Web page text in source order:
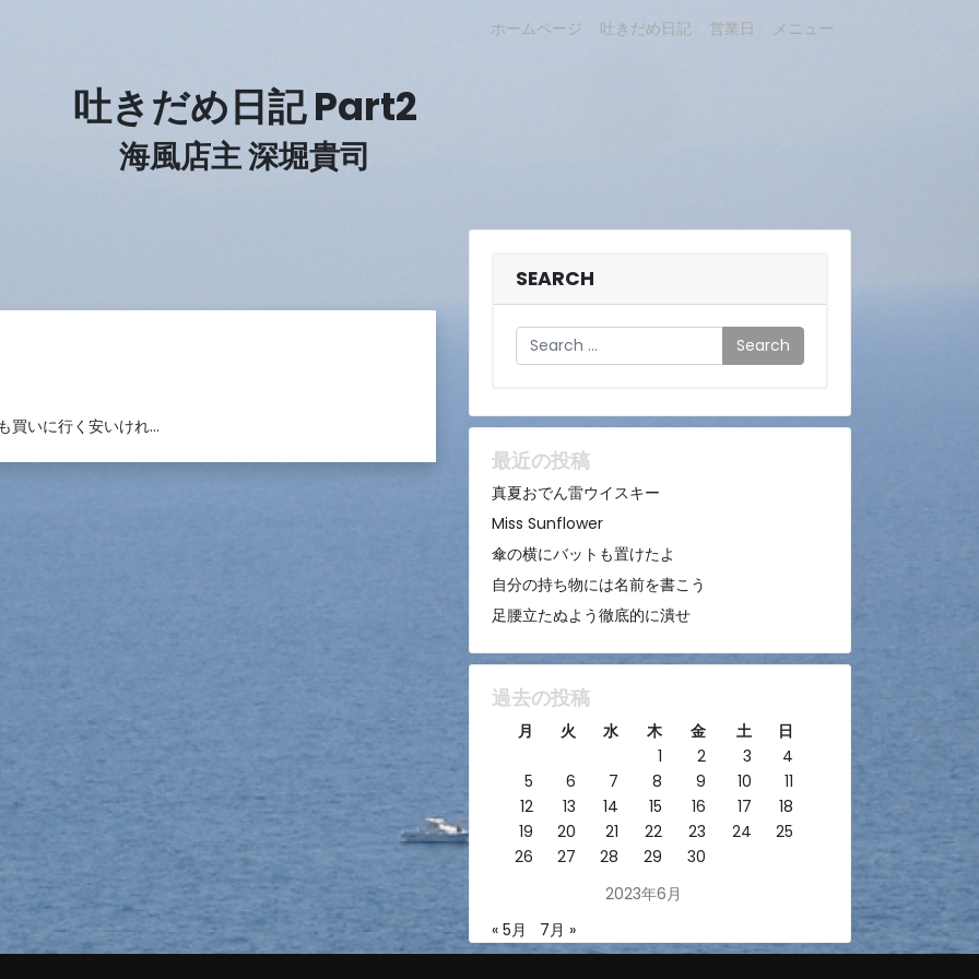
ホームページ 吐きだめ日記 営業日 メニュー
吐きだめ日記 Part2
海風店主 深堀貴司
買いに行く安いけれ…
SEARCH
Search
最近の投稿
真夏おでん雷ウイスキー
Miss Sunflower
傘の横にバットも置けたよ
自分の持ち物には名前を書こう
足腰立たぬよう徹底的に潰せ
過去の投稿
2023年6月
月 火 水 木 金 土
日
1
2 3
4
5
6 7 8 9 10
11
12
13 14 15 16 17
18
19
20 21 22 23 24
25
26
27 28 29 30
« 5月 7月 »